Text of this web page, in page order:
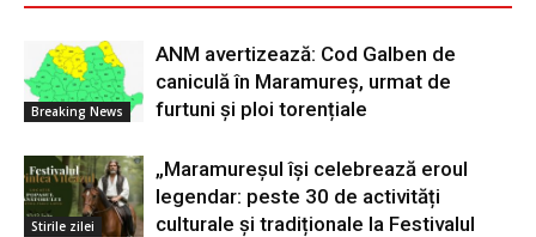
Breaking News
ANM avertizează: Cod Galben de
caniculă în Maramureș, urmat de
furtuni și ploi torențiale
Stirile zilei
„Maramureșul își celebrează eroul
legendar: peste 30 de activități
culturale și tradiționale la Festivalul